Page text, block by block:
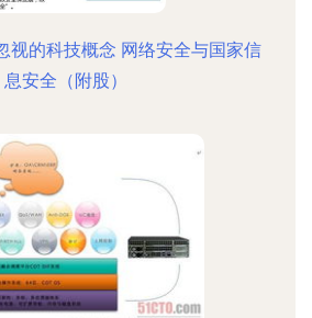
视的科技概念 网络安全与国家信
息安全（附股）